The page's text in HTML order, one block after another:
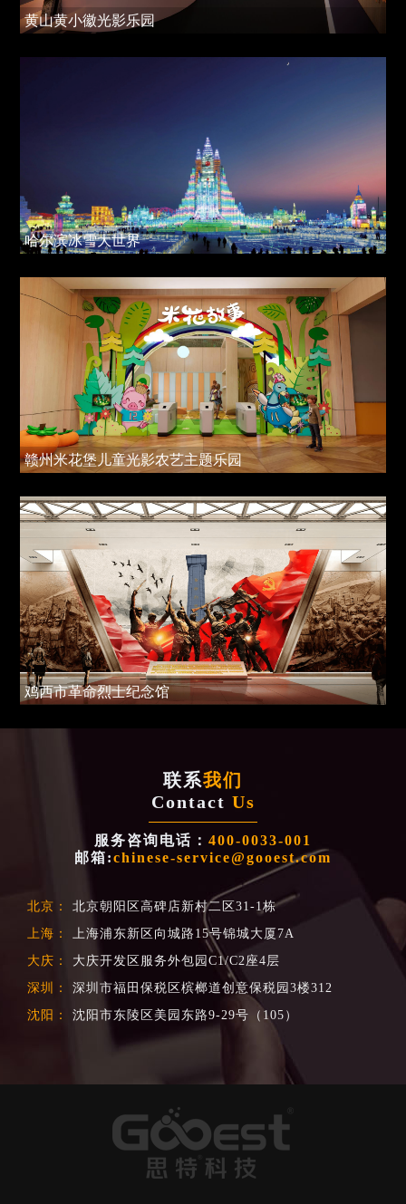
黄山黄小徽光影乐园
哈尔滨冰雪大世界
赣州米花堡儿童光影农艺主题乐园
鸡西市革命烈士纪念馆
联系我们
Contact Us
服务咨询电话： 400-0033-001
邮箱:chinese-service@gooest.com
北京：
北京朝阳区高碑店新村二区31-1栋
上海：
上海浦东新区向城路15号锦城大厦7A
大庆：
大庆开发区服务外包园C1/C2座4层
深圳：
深圳市福田保税区槟榔道创意保税园3楼312
沈阳：
沈阳市东陵区美园东路9-29号（105）